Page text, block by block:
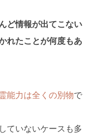
ど情報が出てこない
れたことが何度もあ
能力は全くの別物で
ていないケースも多